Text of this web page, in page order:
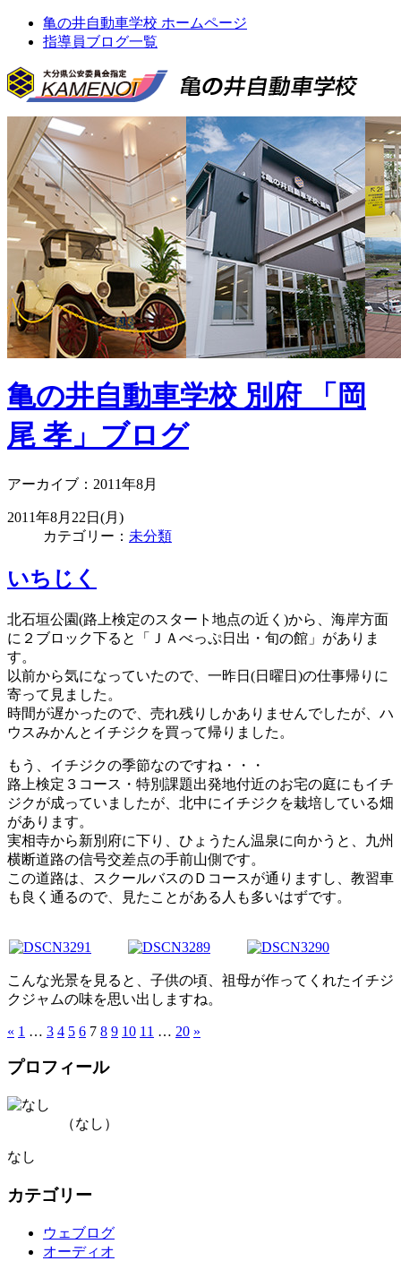
亀の井自動車学校 ホームページ
指導員ブログ一覧
亀の井自動車学校 別府 「岡
尾 孝」ブログ
アーカイブ：2011年8月
2011年8月22日(月)
カテゴリー： 未分類
いちじく
北石垣公園(路上検定のスタート地点の近く)から、海岸方面
に２ブロック下ると「ＪＡべっぷ日出・旬の館」がありま
す。
以前から気になっていたので、一昨日(日曜日)の仕事帰りに
寄って見ました。
時間が遅かったので、売れ残りしかありませんでしたが、ハ
ウスみかんとイチジクを買って帰りました。
もう、イチジクの季節なのですね・・・
路上検定３コース・特別課題出発地付近のお宅の庭にもイチ
ジクが成っていましたが、北中にイチジクを栽培している畑
があります。
実相寺から新別府に下り、ひょうたん温泉に向かうと、九州
横断道路の信号交差点の手前山側です。
この道路は、スクールバスのＤコースが通りますし、教習車
も良く通るので、見たことがある人も多いはずです。
こんな光景を見ると、子供の頃、祖母が作ってくれたイチジ
クジャムの味を思い出しますね。
« 1 … 3 4 5 6 7 8 9 10 11 … 20 »
プロフィール
（なし）
なし
カテゴリー
ウェブログ
オーディオ